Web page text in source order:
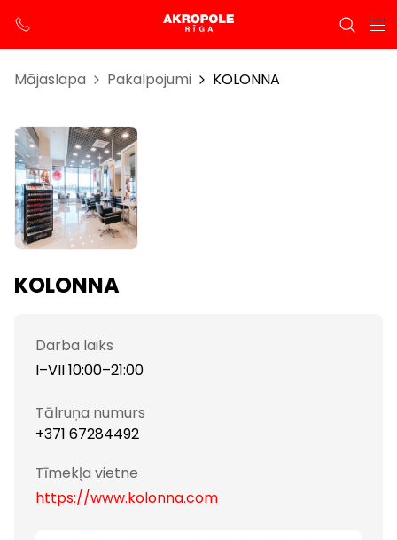
Mājaslapa Pakalpojumi KOLONNA
KOLONNA
Darba laiks
I–VII 10:00–21:00
Tālruņa numurs
+371 67284492
Tīmekļa vietne
https://www.kolonna.com